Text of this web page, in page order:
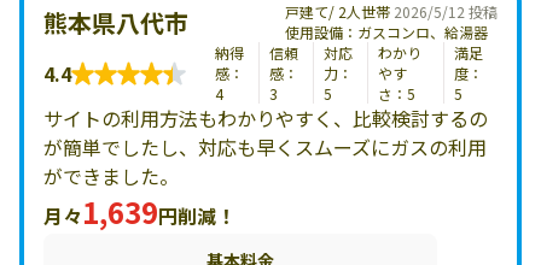
2026/5/12 投稿
熊本県八代市
戸建て/ 2人世帯
使用設備：ガスコンロ、給湯器
4.4
納得
感：
4
信頼
感：
3
対応
力：
5
わかり
やす
さ：5
満足
度：
5
サイトの利用方法もわかりやすく、比較検討するの
が簡単でしたし、対応も早くスムーズにガスの利用
ができました。
月々1,639円削減！